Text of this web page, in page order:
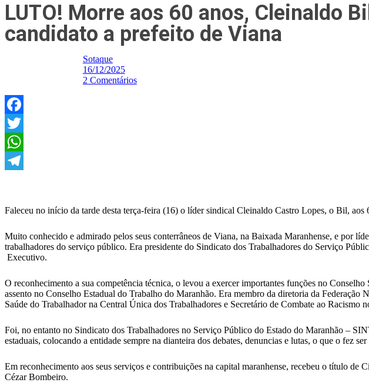
LUTO! Morre aos 60 anos, Cleinaldo
candidato a prefeito de Viana
Sotaque
16/12/2025
2 Comentários
Facebook
Twitter
WhatsApp
Faleceu no início da tarde desta terça-feira (16) o líder sindical Cleinaldo Castro Lopes, o Bil,
Muito conhecido e admirado pelos seus conterrâneos de Viana, na Baixada Maranhense, e por
trabalhadores do serviço público. Era presidente do Sindicato dos Trabalhadores do Serviço
Executivo.
O reconhecimento a sua competência técnica, o levou a exercer importantes funções no
assento no Conselho Estadual do Trabalho do Maranhão. Era membro da diretoria da
Saúde do Trabalhador na Central Única dos Trabalhadores e Secretário de Combate ao Racismo
Foi, no entanto no Sindicato dos Trabalhadores no Serviço Público do Estado do Maranhão –
estaduais, colocando a entidade sempre na dianteira dos debates, denuncias e lutas, o que o fez
Em reconhecimento aos seus serviços e contribuições na capital maranhense, recebeu o título
Cézar Bombeiro.